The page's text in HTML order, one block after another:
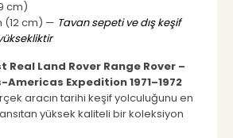
cm)
(12 cm) — Tavan sepeti ve dış keşif
Real Land Rover Range Rover –
Expedition 1971–1972
aracın tarihi keşif yolculuğunu en
yüksek kaliteli bir koleksiyon